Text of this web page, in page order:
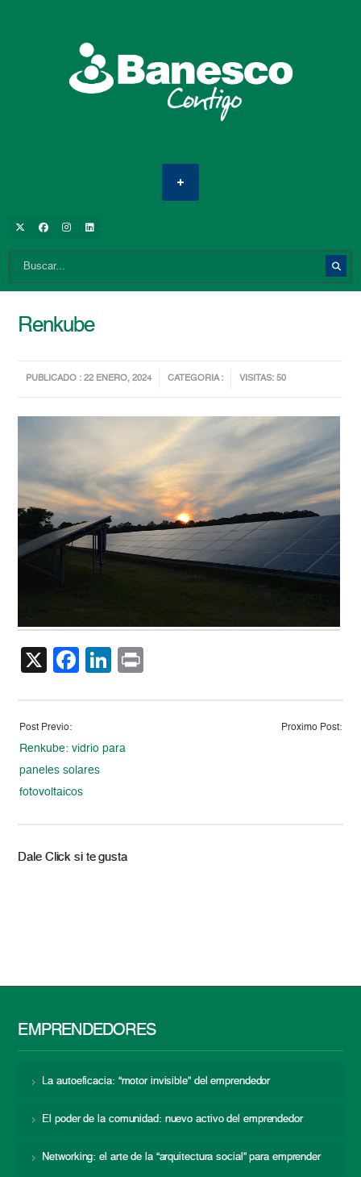
Renkube
PUBLICADO : 22 ENERO, 2024 CATEGORIA : VISITAS: 50
X Facebook
LinkedIn
Post Previo:
Renkube: vidrio para
paneles solares
fotovoltaicos
Proximo Post:
Dale Click si te gusta
EMPRENDEDORES
La autoeficacia: “motor invisible” del emprendedor
El poder de la comunidad: nuevo activo del emprendedor
Networking: el arte de la “arquitectura social” para emprender